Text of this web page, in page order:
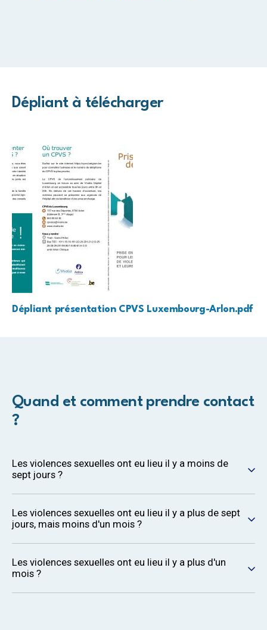
Dépliant à télécharger
Dépliant présentation CPVS Luxembourg-Arlon.pdf
Quand et comment prendre contact
?
Les violences sexuelles ont eu lieu il y a moins de
sept jours ?
Les violences sexuelles ont eu lieu il y a plus de sept
jours, mais moins d'un mois ?
Les violences sexuelles ont eu lieu il y a plus d'un
mois ?